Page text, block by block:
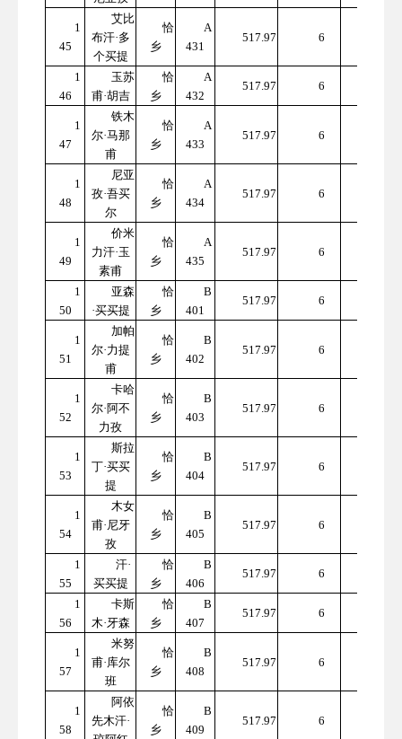
1
45
艾比
布汗·多
个买提
恰
乡
A
431
517.97 6
1
46
玉苏
甫·胡吉
恰
乡
A
432
517.97 6
1
47
铁木
尔·马那
甫
恰
乡
A
433
517.97 6
1
48
尼亚
孜·吾买
尔
恰
乡
A
434
517.97 6
1
49
价米
力汗·玉
素甫
恰
乡
A
435
517.97 6
1
50
亚森
·买买提
恰
乡
B
401
517.97 6
1
51
加帕
尔·力提
甫
恰
乡
B
402
517.97 6
1
52
卡哈
尔·阿不
力孜
恰
乡
B
403
517.97 6
1
53
斯拉
丁·买买
提
恰
乡
B
404
517.97 6
1
54
木女
甫·尼牙
孜
恰
乡
B
405
517.97 6
1
55
汗·
买买提
恰
乡
B
406
517.97 6
1
56
卡斯
木·牙森
恰
乡
B
407
517.97 6
1
57
米努
甫·库尔
班
恰
乡
B
408
517.97 6
1
58
阿依
先木汗·
恰
乡
B
409
517.97 6